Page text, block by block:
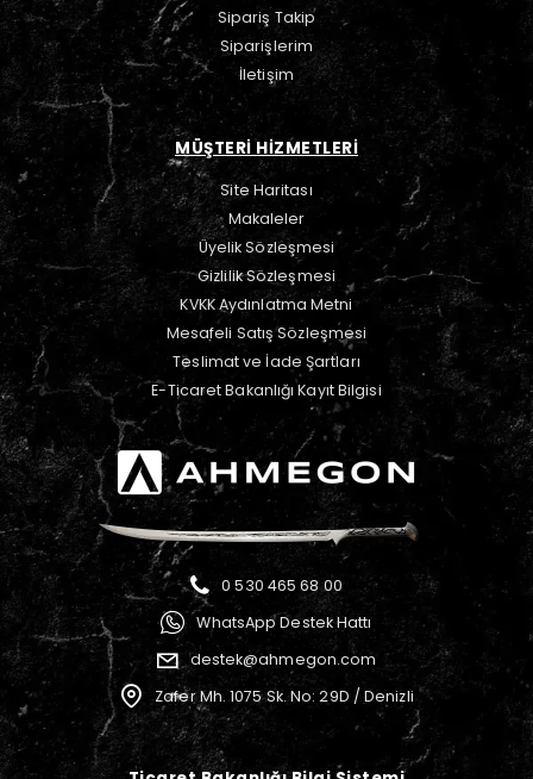
Sipariş Takip
Siparişlerim
İletişim
MÜŞTERİ HİZMETLERİ
Site Haritası
Makaleler
Üyelik Sözleşmesi
Gizlilik Sözleşmesi
KVKK Aydınlatma Metni
Mesafeli Satış Sözleşmesi
Teslimat ve İade Şartları
E-Ticaret Bakanlığı Kayıt Bilgisi
0 530 465 68 00
WhatsApp Destek Hattı
destek@ahmegon.com
Zafer Mh. 1075 Sk. No: 29D / Denizli